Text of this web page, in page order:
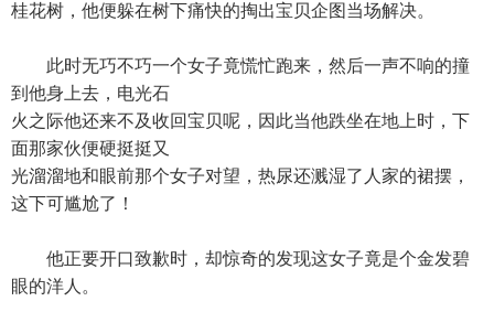
桂花树，他便躲在树下痛快的掏出宝贝企图当场解决。
此时无巧不巧一个女子竟慌忙跑来，然后一声不响的撞
到他身上去，电光石
火之际他还来不及收回宝贝呢，因此当他跌坐在地上时，下
面那家伙便硬挺挺又
光溜溜地和眼前那个女子对望，热尿还溅湿了人家的裙摆，
这下可尴尬了！
他正要开口致歉时，却惊奇的发现这女子竟是个金发碧
眼的洋人。